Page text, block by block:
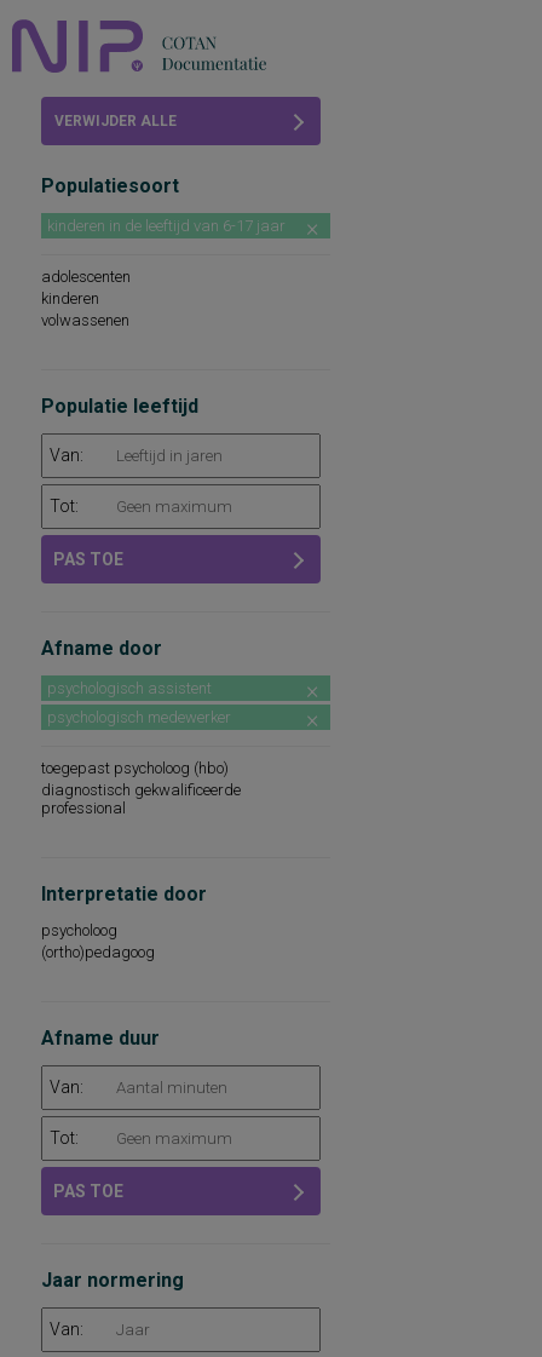
VERWIJDER ALLE
Populatiesoort
kinderen in de leeftijd van 6-17 jaar
adolescenten
kinderen
volwassenen
Populatie leeftijd
Van:
Tot:
PAS TOE
Afname door
psychologisch assistent
psychologisch medewerker
toegepast psycholoog (hbo)
diagnostisch gekwalificeerde
professional
Interpretatie door
psycholoog
(ortho)pedagoog
Afname duur
Van:
Tot:
PAS TOE
Jaar normering
Van: